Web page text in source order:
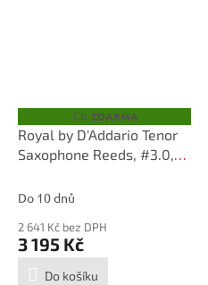
Z
D
A
R
ZDARMA
Royal by D'Addario Tenor
Saxophone Reeds, #3.0,
Do 10 dnů
2 641 Kč bez DPH
3 195 Kč
Do košíku